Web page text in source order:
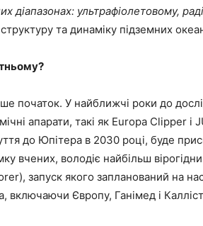
діапазонах: ультрафіолетовому,
та динаміку підземних
початок. У найближчі роки до
апарати, такі як Europa Clipper і
до Юпітера в 2030 році, буде
вчених, володіє найбільш
запуск якого запланований на
включаючи Європу, Ганімед і